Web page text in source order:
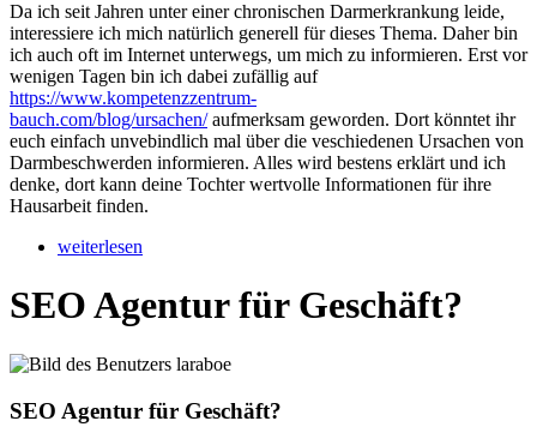
Da ich seit Jahren unter einer chronischen Darmerkrankung leide,
interessiere ich mich natürlich generell für dieses Thema. Daher bin
ich auch oft im Internet unterwegs, um mich zu informieren. Erst vor
wenigen Tagen bin ich dabei zufällig auf
https://www.kompetenzzentrum-
bauch.com/blog/ursachen/aufmerksam geworden. Dort könntet ihr
euch einfach unvebindlich mal über die veschiedenen Ursachen von
Darmbeschwerden informieren. Alles wird bestens erklärt und ich
denke, dort kann deine Tochter wertvolle Informationen für ihre
Hausarbeit finden.
weiterlesen
SEO Agentur für Geschäft?
SEO Agentur für Geschäft?